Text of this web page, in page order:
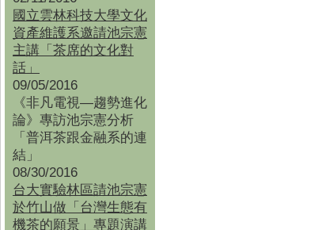
國立雲林科技大學文化
資產維護系邀請池宗憲
主講「茶席的文化對
話」
09/05/2016
《非凡電視—趨勢進化
論》專訪池宗憲分析
「普洱茶跟金融系的連
結」
08/30/2016
台大實驗林區請池宗憲
於竹山做「台灣生態有
機茶的願景」專題演講